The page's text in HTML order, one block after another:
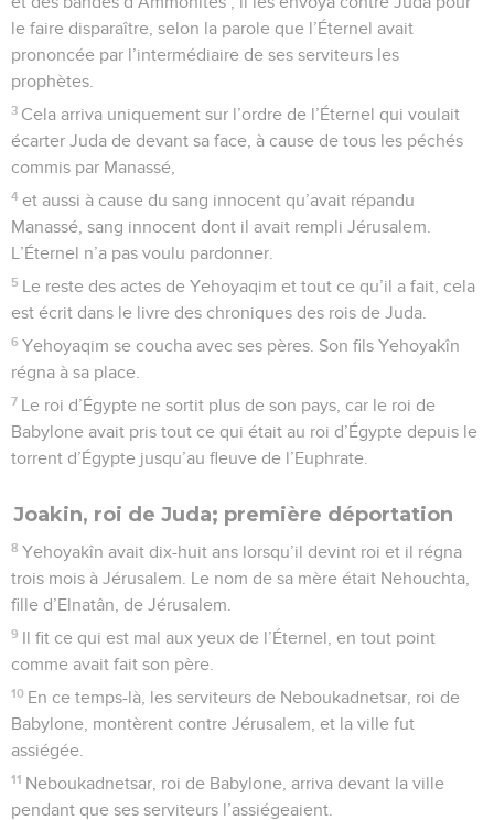
le faire disparaître, selon la parole que l’Éternel avait
prononcée par l’intermédiaire de ses serviteurs les
prophètes.
3 Cela arriva uniquement sur l’ordre de l’Éternel qui voulait
écarter Juda de devant sa face, à cause de tous les péchés
commis par Manassé,
4 et aussi à cause du sang innocent qu’avait répandu
Manassé, sang innocent dont il avait rempli Jérusalem.
L’Éternel n’a pas voulu pardonner.
5 Le reste des actes de Yehoyaqim et tout ce qu’il a fait, cela
est écrit dans le livre des chroniques des rois de Juda.
6 Yehoyaqim se coucha avec ses pères. Son fils Yehoyakîn
régna à sa place.
7 Le roi d’Égypte ne sortit plus de son pays, car le roi de
Babylone avait pris tout ce qui était au roi d’Égypte depuis le
torrent d’Égypte jusqu’au fleuve de l’Euphrate.
Joakin, roi de Juda; première déportation
8 Yehoyakîn avait dix-huit ans lorsqu’il devint roi et il régna
trois mois à Jérusalem. Le nom de sa mère était Nehouchta,
fille d’Elnatân, de Jérusalem.
9 Il fit ce qui est mal aux yeux de l’Éternel, en tout point
comme avait fait son père.
10 En ce temps-là, les serviteurs de Neboukadnetsar, roi de
Babylone, montèrent contre Jérusalem, et la ville fut
assiégée.
11 Neboukadnetsar, roi de Babylone, arriva devant la ville
pendant que ses serviteurs l’assiégeaient.